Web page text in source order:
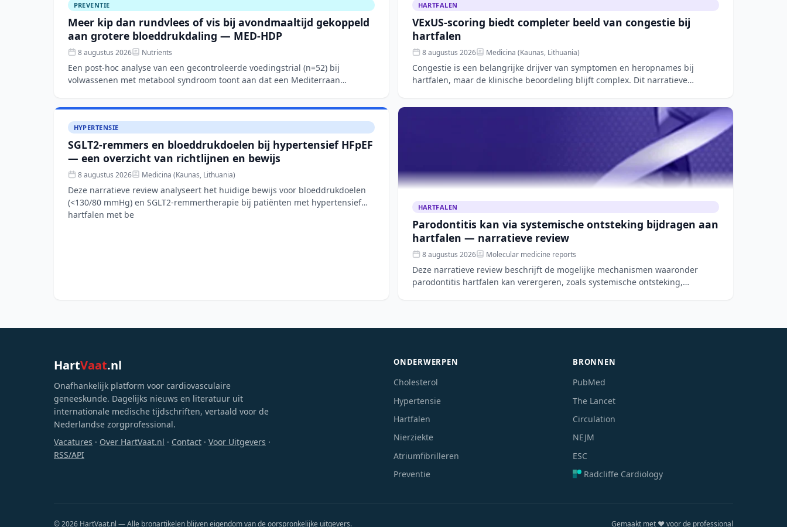
PREVENTIE
Meer kip dan rundvlees of vis bij avondmaaltijd gekoppeld
aan grotere bloeddrukdaling — MED-HDP
8 augustus 2026 Nutrients
Een post-hoc analyse van een gecontroleerde voedingstrial (n=52) bij
volwassenen met metabool syndroom toont aan dat een Mediterraan
HARTFALEN
VExUS-scoring biedt completer beeld van congestie bij
hartfalen
8 augustus 2026 Medicina (Kaunas, Lithuania)
Congestie is een belangrijke drijver van symptomen en heropnames bij
hartfalen, maar de klinische beoordeling blijft complex. Dit narratieve
HYPERTENSIE
SGLT2-remmers en bloeddrukdoelen bij hypertensief HFpEF
— een overzicht van richtlijnen en bewijs
8 augustus 2026 Medicina (Kaunas, Lithuania)
Deze narratieve review analyseert het huidige bewijs voor bloeddrukdoelen
(<130/80 mmHg) en SGLT2-remmertherapie bij patiënten met hypertensief
hartfalen met be
HARTFALEN
Parodontitis kan via systemische ontsteking bijdragen aan
hartfalen — narratieve review
8 augustus 2026 Molecular medicine reports
Deze narratieve review beschrijft de mogelijke mechanismen waaronder
parodontitis hartfalen kan verergeren, zoals systemische ontsteking,
HartVaat.nl
Onafhankelijk platform voor cardiovasculaire
geneeskunde. Dagelijks nieuws en literatuur uit
internationale medische tijdschriften, vertaald voor de
Nederlandse zorgprofessional.
Vacatures · Over HartVaat.nl · Contact · Voor Uitgevers ·
RSS/API
ONDERWERPEN
Cholesterol
Hypertensie
Hartfalen
Nierziekte
Atriumfibrilleren
Preventie
BRONNEN
PubMed
The Lancet
Circulation
NEJM
ESC
Radcliffe Cardiology
© 2026 HartVaat.nl — Alle bronartikelen blijven eigendom van de oorspronkelijke uitgevers. Gemaakt met ❤️ voor de professional